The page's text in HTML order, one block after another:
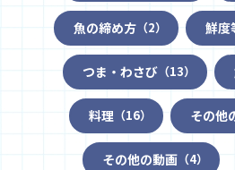
魚の締め方（2） 鮮度
つま・わさび（13）
料理 （16） その他
その他の動画 （4）